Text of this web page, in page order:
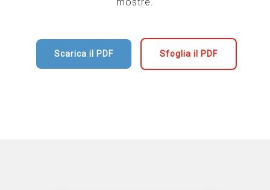
Scarica il PDF Sfoglia il PDF